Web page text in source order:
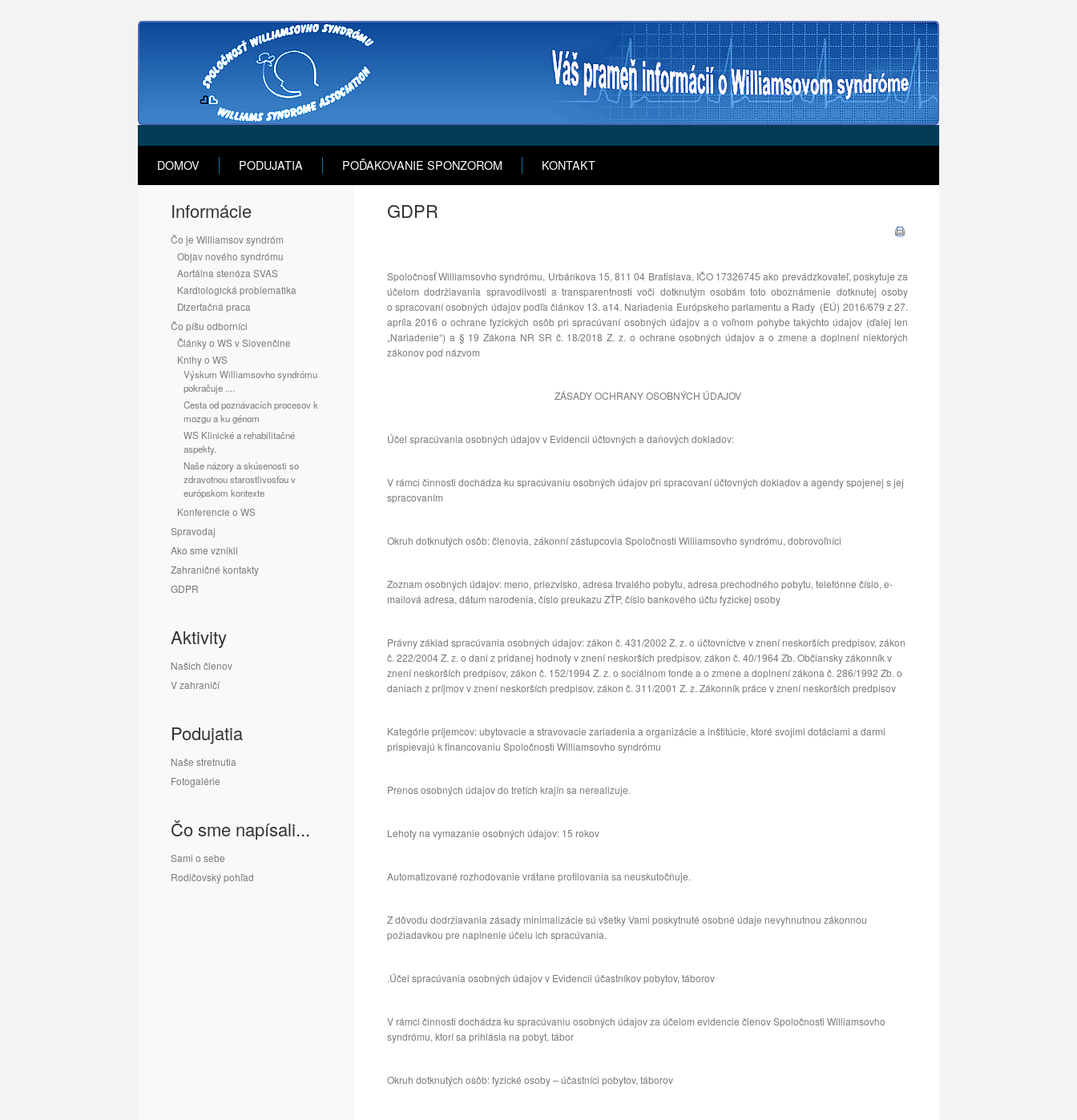
DOMOV PODUJATIA POĎAKOVANIE SPONZOROM KONTAKT
Informácie
Čo je Williamsov syndróm
Objav nového syndrómu
Aortálna stenóza SVAS
Kardiologická problematika
Dizertačná praca
Čo píšu odborníci
Články o WS v Slovenčine
Knihy o WS
Výskum Williamsovho syndrómu
pokračuje ....
Cesta od poznávacích procesov k
mozgu a ku génom
WS Klinické a rehabilitačné
aspekty.
Naše názory a skúsenosti so
zdravotnou starostlivosťou v
európskom kontexte
Konferencie o WS
Spravodaj
Ako sme vznikli
Zahraničné kontakty
GDPR
Aktivity
Našich členov
V zahraničí
Podujatia
Naše stretnutia
Fotogalérie
Čo sme napísali...
Sami o sebe
Rodičovský pohľad
GDPR
Spoločnosť Williamsovho syndrómu, Urbánkova 15, 811 04 Bratislava, IČO 17326745 ako prevádzkovateľ, poskytuje za
účelom dodržiavania spravodlivosti a transparentnosti voči dotknutým osobám toto oboznámenie dotknutej osoby
o spracovaní osobných údajov podľa článkov 13. a14. Nariadenia Európskeho parlamentu a Rady (EÚ) 2016/679 z 27.
apríla 2016 o ochrane fyzických osôb pri spracúvaní osobných údajov a o voľnom pohybe takýchto údajov (ďalej len
„Nariadenie“) a § 19 Zákona NR SR č. 18/2018 Z. z. o ochrane osobných údajov a o zmene a doplnení niektorých
zákonov pod názvom
ZÁSADY OCHRANY OSOBNÝCH ÚDAJOV
Účel spracúvania osobných údajov v Evidencii účtovných a daňových dokladov:
V rámci činnosti dochádza ku spracúvaniu osobných údajov pri spracovaní účtovných dokladov a agendy spojenej s jej
spracovaním
Okruh dotknutých osôb: členovia, zákonní zástupcovia Spoločnosti Williamsovho syndrómu, dobrovoľníci
Zoznam osobných údajov: meno, priezvisko, adresa trvalého pobytu, adresa prechodného pobytu, telefónne číslo, e-
mailová adresa, dátum narodenia, číslo preukazu ZŤP, číslo bankového účtu fyzickej osoby
Právny základ spracúvania osobných údajov: zákon č. 431/2002 Z. z. o účtovníctve v znení neskorších predpisov, zákon
č. 222/2004 Z. z. o dani z pridanej hodnoty v znení neskorších predpisov, zákon č. 40/1964 Zb. Občiansky zákonník v
znení neskorších predpisov, zákon č. 152/1994 Z. z. o sociálnom fonde a o zmene a doplnení zákona č. 286/1992 Zb. o
daniach z príjmov v znení neskorších predpisov, zákon č. 311/2001 Z. z. Zákonník práce v znení neskorších predpisov
Kategórie príjemcov: ubytovacie a stravovacie zariadenia a organizácie a inštitúcie, ktoré svojimi dotáciami a darmi
prispievajú k financovaniu Spoločnosti Williamsovho syndrómu
Prenos osobných údajov do tretích krajín sa nerealizuje.
Lehoty na vymazanie osobných údajov: 15 rokov
Automatizované rozhodovanie vrátane profilovania sa neuskutočňuje.
Z dôvodu dodržiavania zásady minimalizácie sú všetky Vami poskytnuté osobné údaje nevyhnutnou zákonnou
požiadavkou pre naplnenie účelu ich spracúvania.
.Účel spracúvania osobných údajov v Evidencii účastníkov pobytov, táborov
V rámci činnosti dochádza ku spracúvaniu osobných údajov za účelom evidencie členov Spoločnosti Williamsovho
syndrómu, ktorí sa prihlásia na pobyt, tábor
Okruh dotknutých osôb: fyzické osoby – účastníci pobytov, táborov